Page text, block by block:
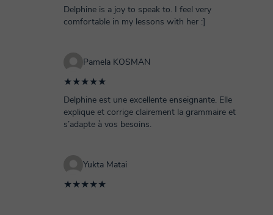
Delphine is a joy to speak to. I feel very
comfortable in my lessons with her :]
Pamela KOSMAN
★★★★★
Delphine est une excellente enseignante. Elle
explique et corrige clairement la grammaire et
s’adapte à vos besoins.
Yukta Matai
★★★★★